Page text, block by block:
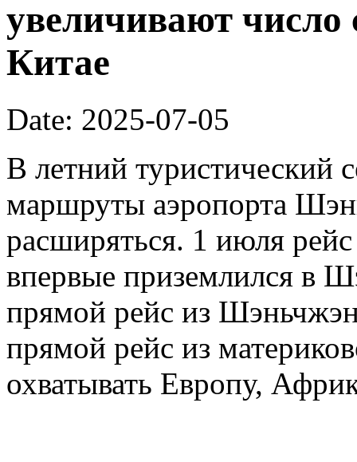
увеличивают
Китае
Date: 2025-07-05
В летний туристический
маршруты аэропорта
расширяться. 1 июля
впервые приземлился в
прямой рейс из
прямой рейс из
охватывать Европу,